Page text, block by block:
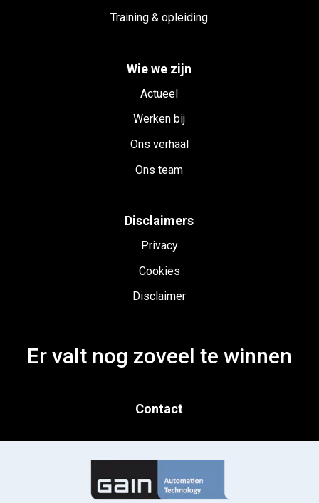
Training & opleiding
Wie we zijn
Actueel
Werken bij
Ons verhaal
Ons team
Disclaimers
Privacy
Cookies
Disclaimer
Er valt nog zoveel te winnen
Contact
T. 0183 820 300